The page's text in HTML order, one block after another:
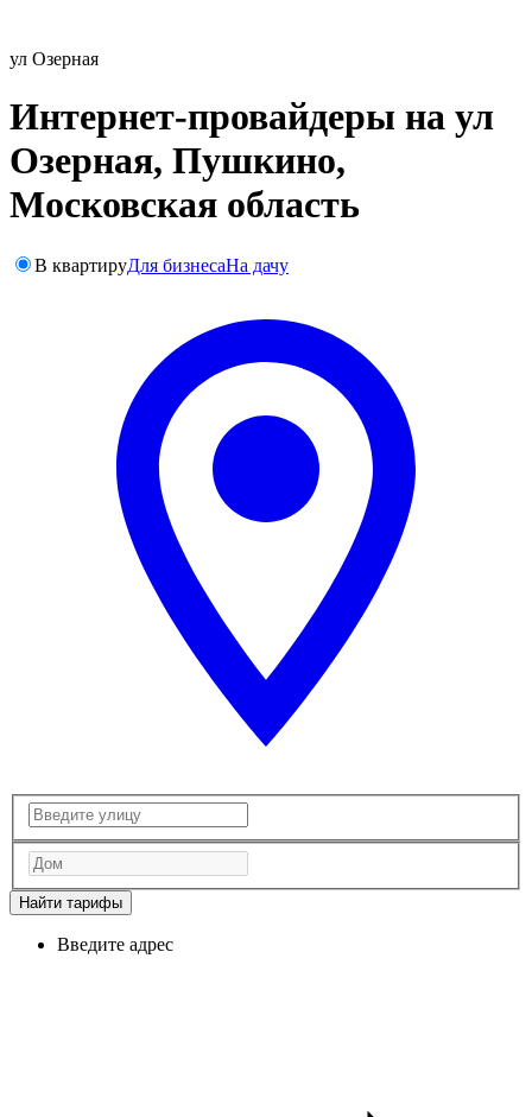
ул Озерная
Интернет-провайдеры на ул
Озерная, Пушкино,
Московская область
В квартируДля бизнесаНа дачу
Найти тарифы
Введите адрес